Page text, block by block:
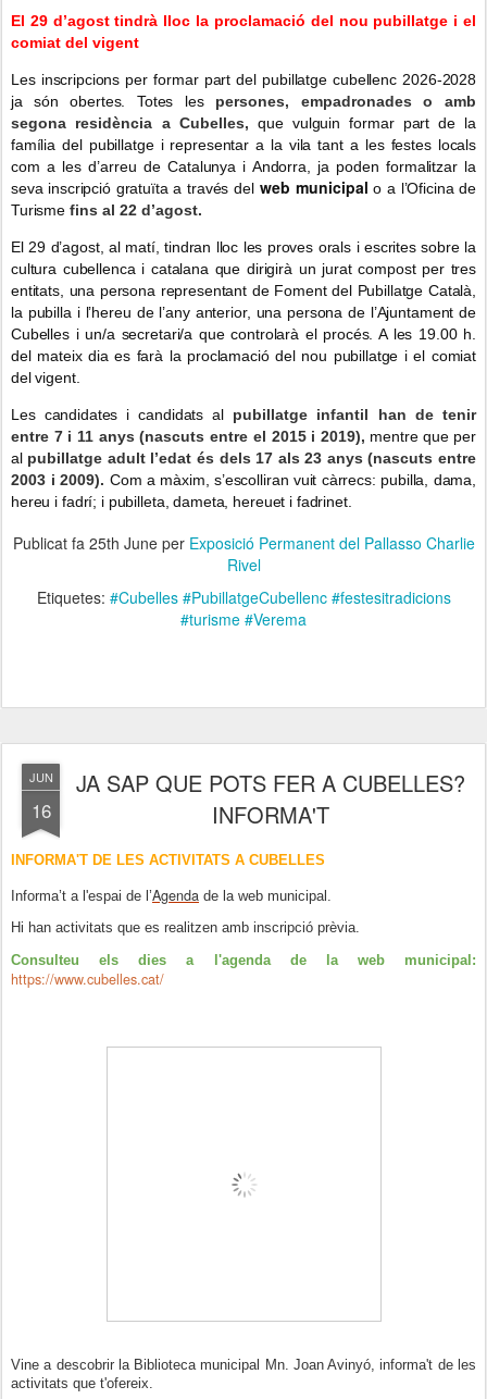
El 29 d’agost tindrà lloc la proclamació del nou pubillatge i el
comiat del vigent
Les inscripcions per formar part del pubillatge cubellenc 2026-2028
ja són obertes. Totes les persones, empadronades o amb
segona residència a Cubelles, que vulguin formar part de la
família del pubillatge i representar a la vila tant a les festes locals
com a les d’arreu de Catalunya i Andorra, ja poden formalitzar la
seva inscripció gratuïta a través del web municipal o a l’Oficina de
Turisme fins al 22 d’agost.
El 29 d’agost, al matí, tindran lloc les proves orals i escrites sobre la
cultura cubellenca i catalana que dirigirà un jurat compost per tres
entitats, una persona representant de Foment del Pubillatge Català,
la pubilla i l’hereu de l’any anterior, una persona de l’Ajuntament de
Cubelles i un/a secretari/a que controlarà el procés. A les 19.00 h.
del mateix dia es farà la proclamació del nou pubillatge i el comiat
del vigent.
Les candidates i candidats al pubillatge infantil han de tenir
entre 7 i 11 anys (nascuts entre el 2015 i 2019), mentre que per
al pubillatge adult l’edat és dels 17 als 23 anys (nascuts entre
2003 i 2009). Com a màxim, s’escolliran vuit càrrecs: pubilla, dama,
hereu i fadrí; i pubilleta, dameta, hereuet i fadrinet.
Publicat fa 25th Juneper Exposició Permanent del Pallasso Charlie
Rivel
Etiquetes: #Cubelles #PubillatgeCubellenc #festesitradicions
#turisme #Verema
JUN
16
JA SAP QUE POTS FER A CUBELLES?
INFORMA'T
INFORMA'T DE LES ACTIVITATS A CUBELLES
Informa’t a l'espai de l’Agenda de la web municipal.
Hi han activitats que es realitzen amb inscripció prèvia.
Consulteu els dies a l'agenda de la web municipal:
https://www.cubelles.cat/
Vine a descobrir la Biblioteca municipal Mn. Joan Avinyó, informa't de les
activitats que t'ofereix.